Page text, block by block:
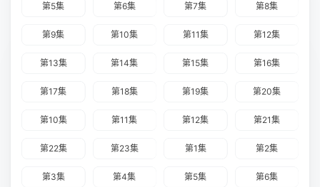
第5集 第6集 第7集 第8集
第9集 第10集 第11集 第12集
第13集 第14集 第15集 第16集
第17集 第18集 第19集 第20集
第10集 第11集 第12集 第21集
第22集 第23集 第1集 第2集
第3集 第4集 第5集 第6集